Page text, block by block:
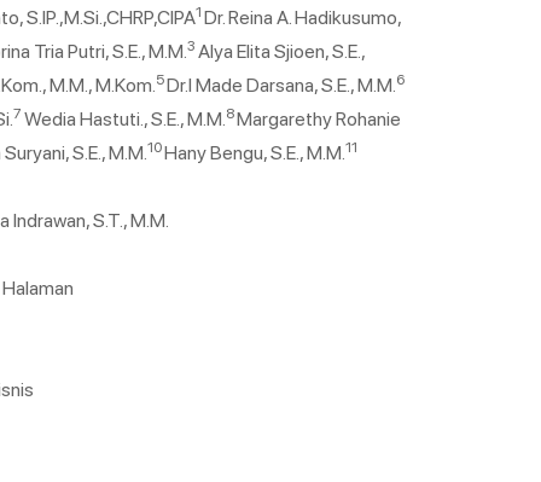
S.IP.,M.Si.,CHRP,CIPA1Dr. Reina A. Hadikusumo,
Tria Putri, S.E., M.M. 3Alya Elita Sjioen, S.E.,
M.M., M.Kom. 5Dr.I Made Darsana, S.E., M.M. 6
7Wedia Hastuti., S.E., M.M. 8Margarethy Rohanie
S.E., M.M. 10Hany Bengu, S.E., M.M. 11
Indrawan, S.T., M.M.